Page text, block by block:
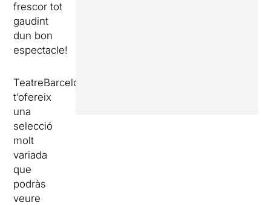
frescor tot
gaudint
dun bon
espectacle!
TeatreBarcelona
t’ofereix
una
selecció
molt
variada
que
podràs
veure